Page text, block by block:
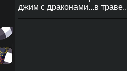
джим с драконами...в